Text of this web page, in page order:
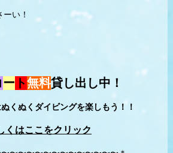
い！
ー ト無料貸し出し中！
くぬくダイビングを楽しもう！！
くはここをクリック